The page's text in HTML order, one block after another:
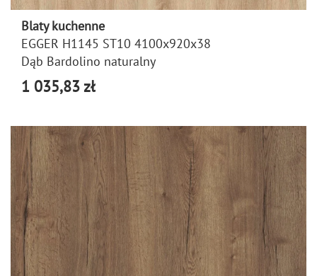
Blaty kuchenne
EGGER H1145 ST10 4100x920x38
Dąb Bardolino naturalny
1 035,83 zł